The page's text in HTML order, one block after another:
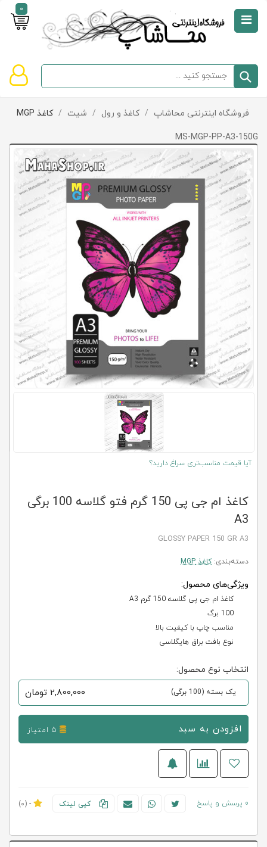
0
صفحه
دسته‌بندی
تخفیف‌ها
و
پیشنهادها
تماس
کلاب
محاشاپ
سبد
خالی
است
فروشگاه اینترنتی محاشاپ / کاغذ و رول / شیت / کاغذ MGP
MS-MGP-PP-A3-150G
آیا قیمت مناسب‌تری سراغ دارید؟
کاغذ ام جی پی 150 گرم فتو گلاسه 100 برگی
A3
GLOSSY PAPER 150 GR A3
دسته‌بندی:کاغذ MGP
ویژگی‌های محصول:
کاغذ ام جی پی گلاسه 150 گرم A3
100 برگ
مناسب چاپ با کیفیت بالا
نوع بافت براق هایگلاسی
انتخاب نوع محصول:
یک بسته (100 برگی) 2,800,000 تومان
افزودن به سبد
0 پرسش و پاسخ کپی لینک -
(0)